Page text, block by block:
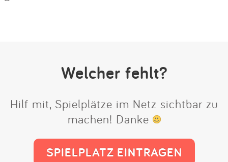
Welcher fehlt?
Hilf mit, Spielplätze im Netz sichtbar zu
machen! Danke
SPIELPLATZ EINTRAGEN